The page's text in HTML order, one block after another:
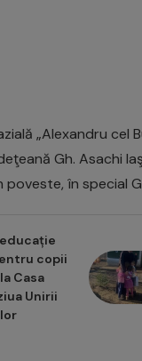
„Alexandru cel
Gh. Asachi
în special
copii
Casa
Unirii